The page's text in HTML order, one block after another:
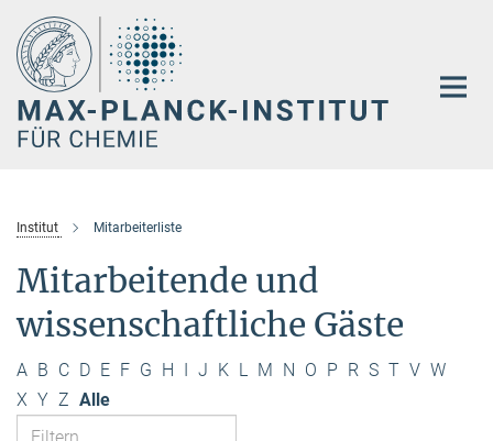
Hauptinhalt
Institut Mitarbeiterliste
Mitarbeitende und
wissenschaftliche Gäste
A B C D E F G H I J K L M N O P R S T V W
X Y Z Alle